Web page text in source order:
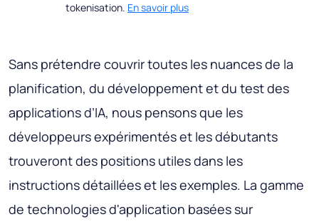
tokenisation. En savoir plus
Sans prétendre couvrir toutes les nuances de la
planification, du développement et du test des
applications d’IA, nous pensons que les
développeurs expérimentés et les débutants
trouveront des positions utiles dans les
instructions détaillées et les exemples. La gamme
de technologies d'application basées sur